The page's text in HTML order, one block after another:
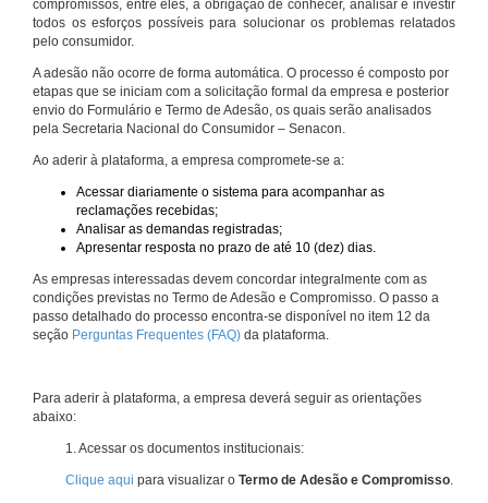
compromissos, entre eles, a obrigação de conhecer, analisar e investir
todos os esforços possíveis para solucionar os problemas relatados
pelo consumidor.
A adesão não ocorre de forma automática. O processo é composto por
etapas que se iniciam com a solicitação formal da empresa e posterior
envio do Formulário e Termo de Adesão, os quais serão analisados
pela Secretaria Nacional do Consumidor – Senacon.
Ao aderir à plataforma, a empresa compromete-se a:
Acessar diariamente o sistema para acompanhar as
reclamações recebidas;
Analisar as demandas registradas;
Apresentar resposta no prazo de até 10 (dez) dias.
As empresas interessadas devem concordar integralmente com as
condições previstas no Termo de Adesão e Compromisso. O passo a
passo detalhado do processo encontra-se disponível no item 12 da
seção Perguntas Frequentes (FAQ) da plataforma.
Para aderir à plataforma, a empresa deverá seguir as orientações
abaixo:
1. Acessar os documentos institucionais:
Clique aqui para visualizar o Termo de Adesão e Compromisso.